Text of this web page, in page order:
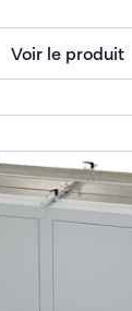
Voir le produit